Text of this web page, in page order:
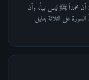
أن محمداً ﷺ ليس نبياً، وأن
على الثلاثة بدليل